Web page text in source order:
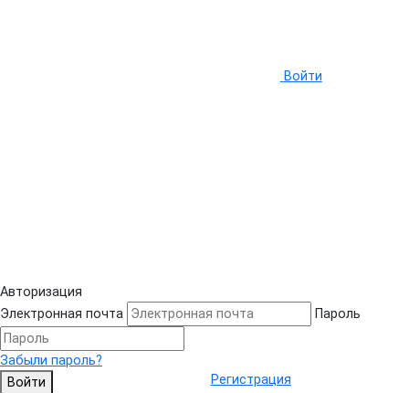
Войти
Авторизация
Электронная почта
Пароль
Забыли пароль?
Войти
Регистрация